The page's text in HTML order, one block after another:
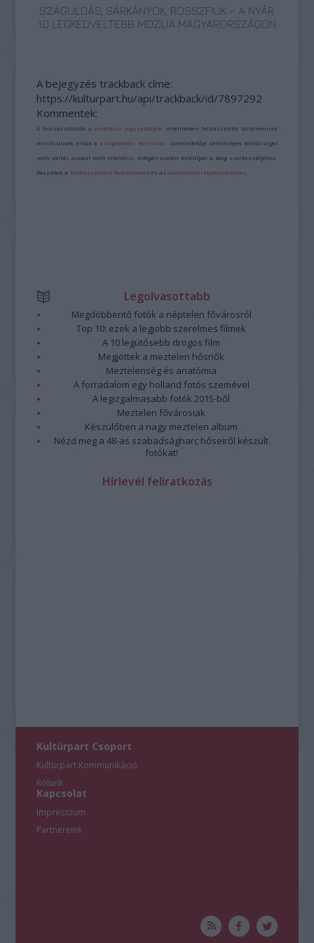
SZÁGULDÁS, SÁRKÁNYOK, ROSSZFIÚK – A NYÁR
10 LEGKEDVELTEBB MOZIJA MAGYARORSZÁGON
A bejegyzés trackback címe:
https://kulturpart.hu/api/trackback/id/7897292
Kommentek:
A hozzászólások avonatkozó jogszabályok értelmében felhasználói tartalomnak
minősülnek, értük a szolgáltatás technikai üzemeltetője semmilyen felelősséget
nem vállal, azokat nem ellenőrzi. Kifogás esetén forduljon a blog szerkesztőjéhez.
Részletek a Felhasználási feltételekben és azadatvédelmi tájékoztatóban
Legolvasottabb
Megdöbbentő fotók a néptelen fővárosról
Top 10: ezek a legjobb szerelmes filmek
A 10 legütősebb drogos film
Megjöttek a meztelen hősnők
Meztelenség és anatómia
A forradalom egy holland fotós szemével
A legizgalmasabb fotók 2015-ből
Meztelen fővárosiak
Készülőben a nagy meztelen album
Nézd meg a 48-as szabadságharc hőseiről készült
fotókat!
Hírlevél feliratkozás
Kultúrpart Csoport
Kultúrpart Kommunikáció
Rólunk
Kapcsolat
Impresszum
Partnereink